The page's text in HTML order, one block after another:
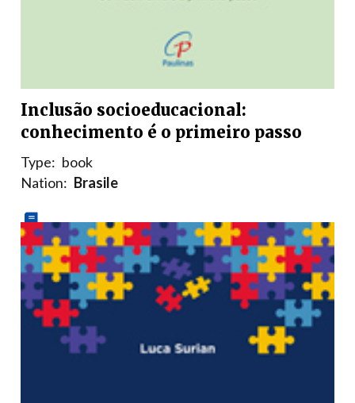
Inclusão socioeducacional:
conhecimento é o primeiro passo
Type: book
Nation: Brasile